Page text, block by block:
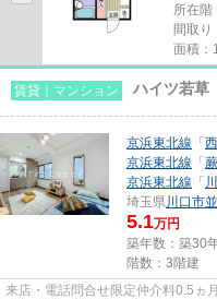
所在階
間取り
面積：
賃貸｜マンション ハイツ若草
京浜東北線 「
京浜東北線 「 蕨
京浜東北線 「
埼玉県川口市
5.1万円
築年数：築30
階数：3階建
来店・電話問合せ限定仲介料0.5